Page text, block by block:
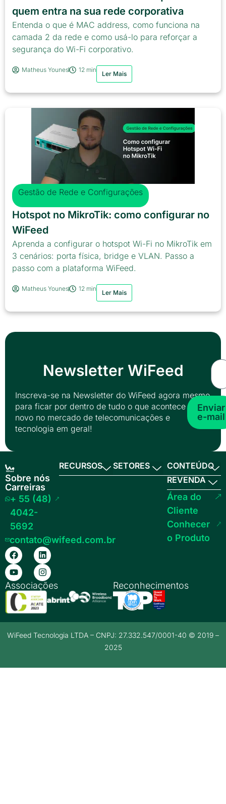
quem entra na sua rede corporativa
Entenda o que é MAC address, como funciona na
camada 2 da rede e como usá-lo para reforçar a
segurança do Wi-Fi corporativo.
Matheus Younes 12 min
Ler Mais
Gestão de Rede e Configurações
Hotspot no MikroTik: como configurar no
WiFeed
Aprenda a configurar o hotspot Wi-Fi no MikroTik em
3 cenários: porta física, bridge e VLAN. Passo a
passo com a plataforma WiFeed.
Matheus Younes 12 min
Ler Mais
Newsletter WiFeed
Inscreva-se na Newsletter do WiFeed agora mesmo
para ficar por dentro de tudo o que acontece de
novo no mercado de telecomunicações e
tecnologia em geral!
Enviar
e-mail
Sobre nós
Carreiras
+ 55 (48)
4042-
5692
contato@wifeed.com.br
RECURSOS SETORES
CONTEÚDO
REVENDA
Área do
Cliente
Conhecer
o Produto
Associações Reconhecimentos
WiFeed Tecnologia LTDA – CNPJ: 27.332.547/0001-40 © 2019 –
2025